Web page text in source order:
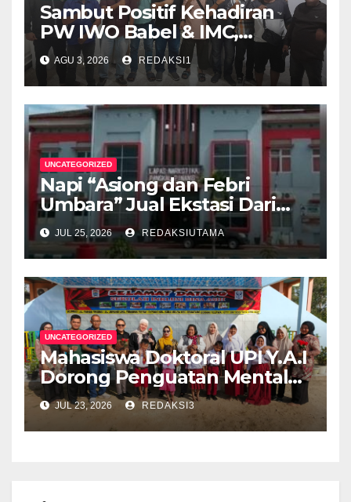
Sambut Positif Kehadiran
PW IWO Babel & IMC,
Walikota Pangkalpinang
Apresiasi Peran Media Online
AGU 3, 2026 REDAKSI1
UNCATEGORIZED
Napi “Asiong dan Febri
Umbara” Jual Ekstasi Dari
Dalam Lapas Rp 12 Juta/40
Butir
JUL 25, 2026 REDAKSIUTAMA
UNCATEGORIZED
Mahasiswa Doktoral UPI Y.A.I
Dorong Penguatan Mental
Keluarga Anak
Berkebutuhan Khusus di
Palembang
JUL 23, 2026 REDAKSI3